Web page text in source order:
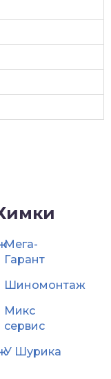
Мега-
Гарант
Шиномонтаж
Микс
сервис
У Шурика